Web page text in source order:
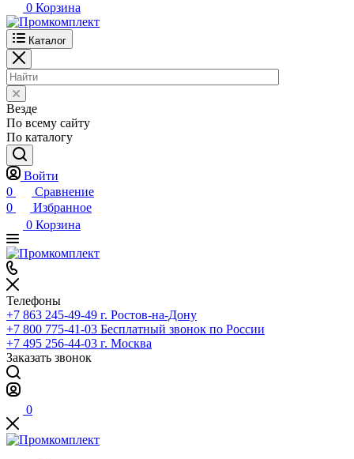
0 Корзина
Каталог
Везде
По всему сайту
По каталогу
Войти
0
Сравнение
0
Избранное
0 Корзина
Телефоны
+7 863 245-49-49 г. Ростов-на-Дону
+7 800 775-41-03 Бесплатный звонок по России
+7 495 256-44-03 г. Москва
Заказать звонок
0